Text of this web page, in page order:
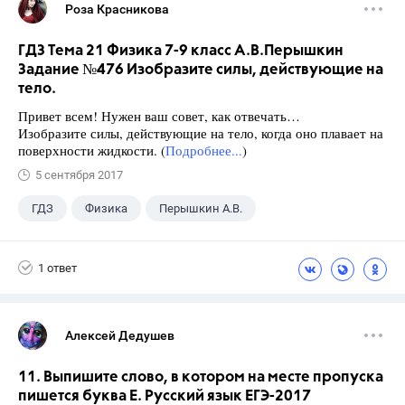
Роза Красникова
ГДЗ Тема 21 Физика 7-9 класс А.В.Перышкин
Задание №476 Изобразите силы, действующие на
тело.
Привет всем! Нужен ваш совет, как отвечать…
Изобразите силы, действующие на тело, когда оно плавает на
поверхности жидкости. (Подробнее...)
5 сентября 2017
ГДЗ Физика Перышкин А.В.
1 ответ
Алексей Дедушев
11. Выпишите слово, в котором на месте пропуска
пишется буква Е. Русский язык ЕГЭ-2017